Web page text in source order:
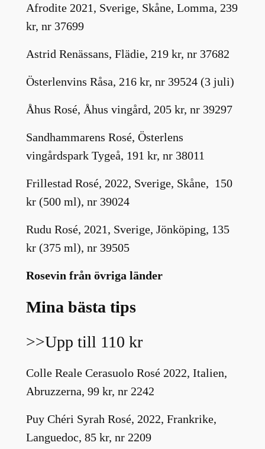
Afrodite 2021, Sverige, Skåne, Lomma, 239
kr, nr 37699
Astrid Renässans, Flädie, 219 kr, nr 37682
Österlenvins Råsa, 216 kr, nr 39524 (3 juli)
Åhus Rosé, Åhus vingård, 205 kr, nr 39297
Sandhammarens Rosé, Österlens
vingårdspark Tygeå, 191 kr, nr 38011
Frillestad Rosé, 2022, Sverige, Skåne, 150
kr (500 ml), nr 39024
Rudu Rosé, 2021, Sverige, Jönköping, 135
kr (375 ml), nr 39505
Rosevin från övriga länder
Mina bästa tips
>>Upp till 110 kr
Colle Reale Cerasuolo Rosé 2022, Italien,
Abruzzerna, 99 kr, nr 2242
Puy Chéri Syrah Rosé, 2022, Frankrike,
Languedoc, 85 kr, nr 2209